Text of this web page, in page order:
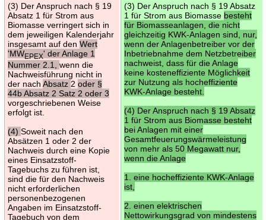
(3) Der Anspruch nach § 19
Absatz 1 für Strom aus
Biomasse verringert sich in
dem jeweiligen Kalenderjahr
insgesamt auf den Wert
'MWEPEX' der Anlage 1
Nummer 2.1, wenn die
Nachweisführung nicht in
der nach Absatz 2 oder §
44b Absatz 2 Satz 2 oder 3
vorgeschriebenen Weise
erfolgt ist.
(4) Soweit nach den
Absätzen 1 oder 2 der
Nachweis durch eine Kopie
eines Einsatzstoff-
Tagebuchs zu führen ist,
sind die für den Nachweis
nicht erforderlichen
personenbezogenen
Angaben im Einsatzstoff-
Tagebuch von dem
(3) Der Anspruch nach § 19 Absatz
1 für Strom aus Biomasse besteht
für Biomasseanlagen, die nicht
gleichzeitig KWK-Anlagen sind, nur,
wenn der Anlagenbetreiber vor der
Inbetriebnahme dem Netzbetreiber
nachweist, dass für die Anlage
keine kosteneffiziente Möglichkeit
zur Nutzung als hocheffiziente
KWK-Anlage besteht.
(4) Der Anspruch nach § 19 Absatz
1 für Strom aus Biomasse besteht
bei Anlagen mit einer
Gesamtfeuerungswärmeleistung
von mehr als 50 Megawatt nur,
wenn die Anlage
1. eine hocheffiziente KWK-Anlage
ist,
2. einen elektrischen
Nettowirkungsgrad von mindestens